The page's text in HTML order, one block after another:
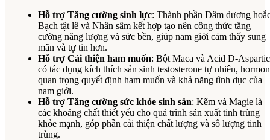
Hỗ trợ Tăng cường sinh lực: Thành phần Dâm dương
Bạch tật lê và Nhân sâm kết hợp tạo nên công thức tăng
cường năng lượng và sức bền, giúp nam giới cảm thấy sung
mãn và tự tin hơn.
Hỗ trợ Cải thiện ham muốn: Bột Maca và Acid D-Aspartic
có tác dụng kích thích sản sinh testosterone tự nhiên,
quan trọng quyết định ham muốn và khả năng tình dục của
nam giới.
Hỗ trợ Tăng cường sức khỏe sinh sản: Kẽm và Magie là
các khoáng chất thiết yếu cho quá trình sản xuất tinh trùng
khỏe mạnh, góp phần cải thiện chất lượng và số lượng tinh
trùng.